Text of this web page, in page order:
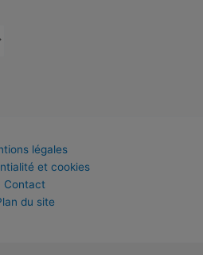
légales
et cookies
Contact
du site